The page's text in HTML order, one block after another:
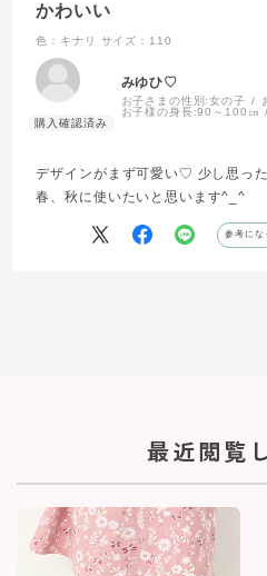
かわいい
色：キナリ サイズ：110
みゆひ♡
お子さまの性別:女の子
お子様の身長:90～100㎝
デザインがまず可愛い♡ 少し思っ
春、秋に使いたいと思います^_^
参考にな
最近閲覧